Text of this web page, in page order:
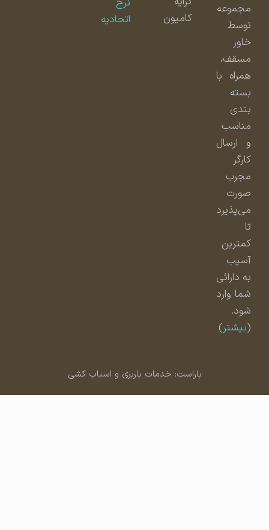
مجموعه
توسط
مسقف،
همراه با
بسته
بندی
مناسب
و ارسال
مجرب
صورت
می‌پذیرد
کمترین
آسیب
به دارائی
شما وارد
شود.
بیشتر)
کامیون
اتحادیه
باراست: خدمات باربری و اسباب کشی